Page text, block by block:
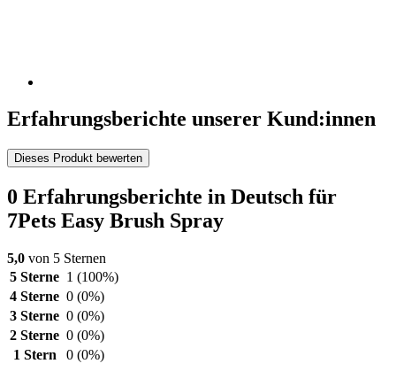
Erfahrungsberichte unserer Kund:innen
Dieses Produkt bewerten
0 Erfahrungsberichte in Deutsch für
7Pets Easy Brush Spray
5,0 von 5 Sternen
5 Sterne 1 (100%)
4 Sterne 0 (0%)
3 Sterne 0 (0%)
2 Sterne 0 (0%)
1 Stern
0 (0%)